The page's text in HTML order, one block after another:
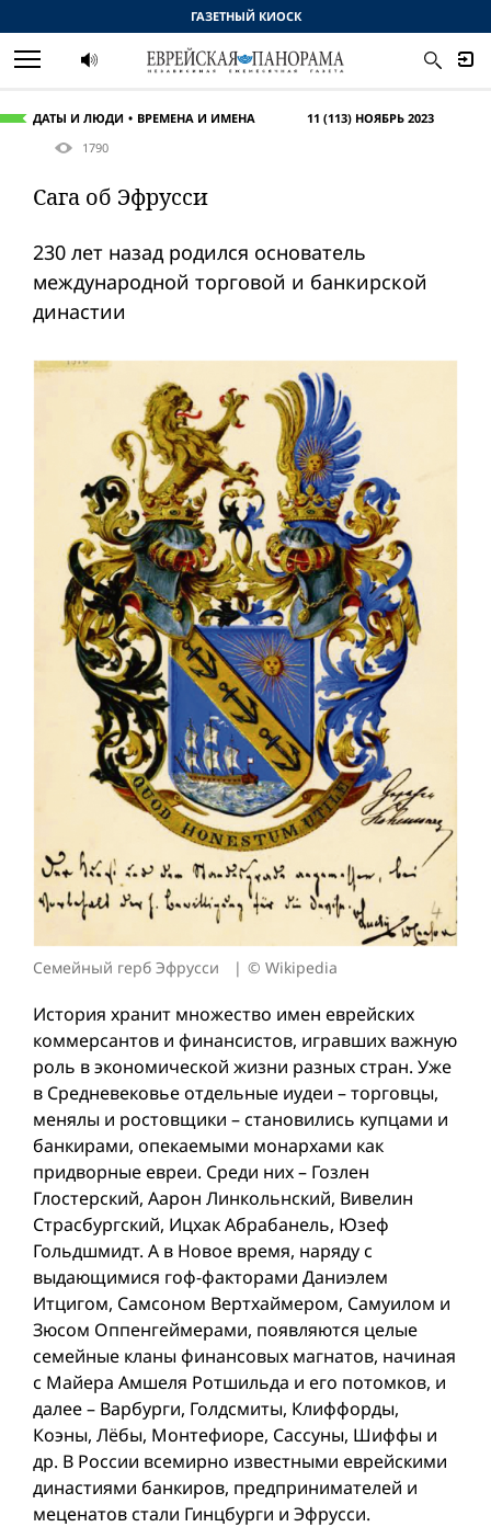
ДАТЫ И ЛЮДИ ВРЕМЕНА И ИМЕНА
11 (113) НОЯБРЬ 2023
1790
Сага об Эфрусси
230 лет назад родился основатель
международной торговой и банкирской
династии
Семейный герб Эфрусси © Wikipedia
История хранит множество имен еврейских
коммерсантов и финансистов, игравших важную
роль в экономической жизни разных стран. Уже
в Средневековье отдельные иудеи – торговцы,
менялы и ростовщики – становились купцами и
банкирами, опекаемыми монархами как
придворные евреи. Среди них – Гозлен
Глостерский, Аарон Линкольнский, Вивелин
Страсбургский, Ицхак Абрабанель, Юзеф
Гольдшмидт. А в Новое время, наряду с
выдающимися гоф-факторами Даниэлем
Итцигом, Самсоном Вертхаймером, Самуилом и
Зюсом Оппенгеймерами, появляются целые
семейные кланы финансовых магнатов, начиная
с Майера Амшеля Ротшильда и его потомков, и
далее – Варбурги, Голдсмиты, Клиффорды,
Коэны, Лёбы, Монтефиоре, Сассуны, Шиффы и
др. В России всемирно известными еврейскими
династиями банкиров, предпринимателей и
меценатов стали Гинцбурги и Эфрусси.
ГАЗЕТНЫЙ КИОСК